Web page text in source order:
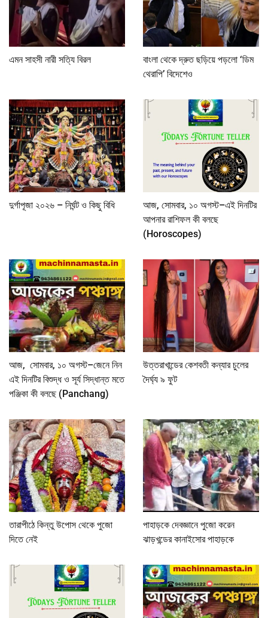
এমন সাহসী নারী সত্যি বিরল
বাংলা থেকে দ্রুত ছড়িয়ে পড়লো ‘ডিম
থেরাপি’ বিদেশেও
দুর্গাপূজা ২০২৬ – নির্ঘন্ট ও কিছু বিধি
আজ, সোমবার, ১০ অগস্ট–এই দিনটির
আপনার রাশিফল কী বলছে
(Horoscopes)
আজ, সোমবার, ১০ অগস্ট–জেনে নিন
এই দিনটির বিশুদ্ধ ও সূর্য সিদ্ধান্ত মতে
পঞ্জিকা কী বলছে (Panchang)
উত্তরাখান্ডের কেশবতী কন্যার চুলের
দৈর্ঘ্য ৯ ফুট
তারাপীঠে কিন্তু উপোস থেকে পুজো
দিতে নেই
পাহাড়কে দেবজ্ঞানে পুজো করেন
ঝাড়খন্ডের কানাইসোর পাহাড়কে